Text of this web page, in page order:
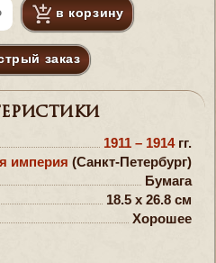
в корзину
заказ
1911 – 1914 гг.
империя (Санкт-Петербург)
Бумага
18.5 x 26.8 см
Хорошее